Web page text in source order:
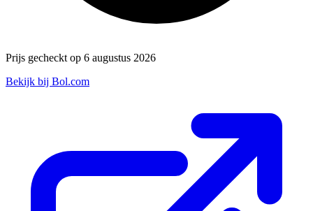
Prijs gecheckt op 6 augustus 2026
Bekijk bij Bol.com